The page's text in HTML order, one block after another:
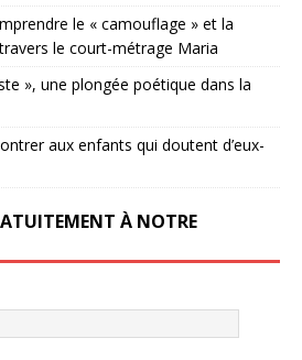
le « camouflage » et la
le court-métrage Maria
», une plongée poétique dans la
aux enfants qui doutent d’eux-
À NOTRE